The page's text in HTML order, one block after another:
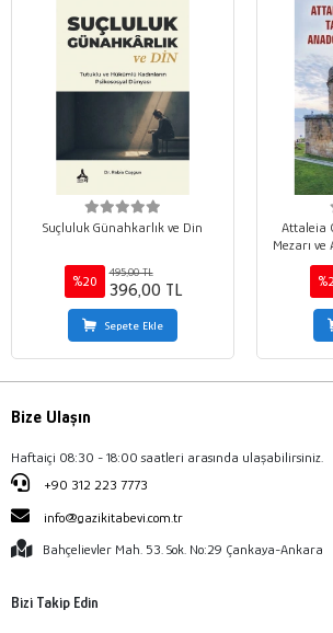
Suçluluk Günahkarlık ve Din
%20
495,00 TL
396,00 TL
Sepete Ekle
Attaleia
Mezarı
Bize Ulaşın
Haftaiçi 08:30 - 18:00 saatleri arasında ulaşabilirsiniz.
+90 312 223 7773
info@gazikitabevi.com.tr
Bahçelievler Mah. 53. Sok. No:29 Çankaya-Ankara
Bizi Takip Edin